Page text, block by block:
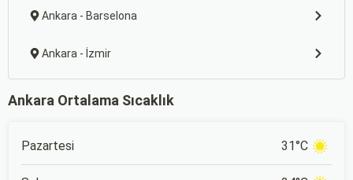
Ankara - Barselona
Ankara - İzmir
Ankara Ortalama Sıcaklık
Pazartesi 31°C